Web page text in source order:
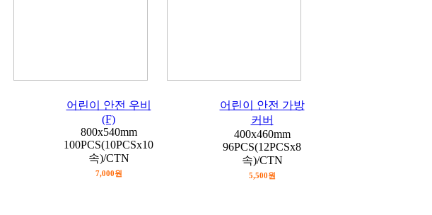
어린이 안전 우비
(F)
800x540mm
100PCS(10PCSx10
속)/CTN
7,000원
어린이 안전 가방
커버
400x460mm
96PCS(12PCSx8
속)/CTN
5,500원